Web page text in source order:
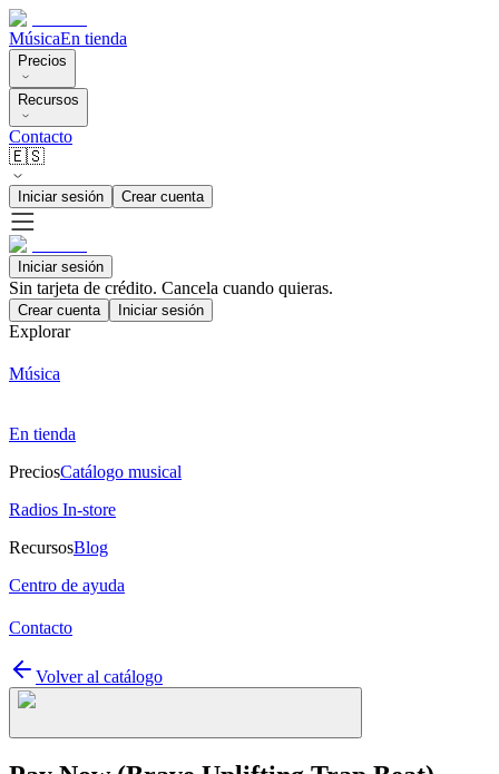
MúsicaEn tienda
Precios
Recursos
Contacto
🇪🇸
Iniciar sesión Crear cuenta
Iniciar sesión
Sin tarjeta de crédito. Cancela cuando quieras.
Crear cuenta Iniciar sesión
Explorar
Música
En tienda
PreciosCatálogo musical
Radios In-store
RecursosBlog
Centro de ayuda
Contacto
Volver al catálogo